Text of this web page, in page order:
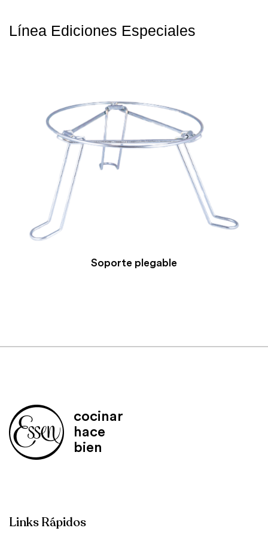
Línea Ediciones Especiales
Soporte plegable
cocinar
hace
bien
Links Rápidos